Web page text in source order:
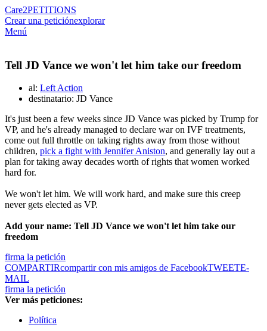
Care2PETITIONS
Crear una peticiónexplorar
Menú
Tell JD Vance we won't let him take our freedom
al: Left Action
destinatario: JD Vance
It's just been a few weeks since JD Vance was picked by Trump for
VP, and he's already managed to declare war on IVF treatments,
come out full throttle on taking rights away from those without
children, pick a fight with Jennifer Aniston, and generally lay out a
plan for taking away decades worth of rights that women worked
hard for.
We won't let him. We will work hard, and make sure this creep
never gets elected as VP.
Add your name: Tell JD Vance we won't let him take our
freedom
firma la petición
COMPARTIRcompartir con mis amigos de FacebookTWEETE-
MAIL
firma la petición
Ver más peticiones:
Política